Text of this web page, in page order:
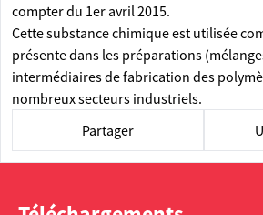
compter du 1er avril 2015.
Cette substance chimique est utilisée
présente dans les préparations
intermédiaires de fabrication des
nombreux secteurs industriels.
Partager